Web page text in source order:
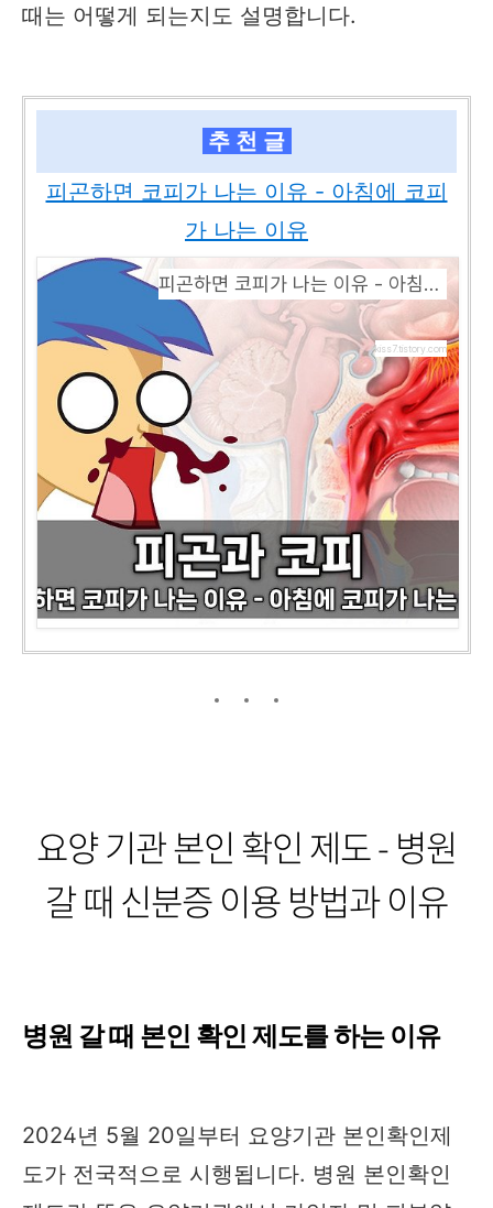
때는 어떻게 되는지도 설명합니다.
추 천 글
피곤하면 코피가 나는 이유 - 아침에 코피
가 나는 이유
피곤하면 코피가 나는 이유 - 아침에 코피가 나는 이유
kiss7.tistory.com
요양 기관 본인 확인 제도 - 병원
갈 때 신분증 이용 방법과 이유
병원 갈 때 본인 확인 제도를 하는 이유
2024년 5월 20일부터 요양기관 본인확인제
도가 전국적으로 시행됩니다. 병원 본인확인